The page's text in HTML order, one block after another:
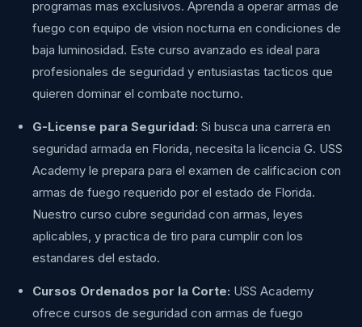
programas mas exclusivos. Aprenda a operar armas de
fuego con equipo de vision nocturna en condiciones de
baja luminosidad. Este curso avanzado es ideal para
profesionales de seguridad y entusiastas tacticos que
quieren dominar el combate nocturno.
G-License para Seguridad: Si busca una carrera en
seguridad armada en Florida, necesita la licencia G. USS
Academy le prepara para el examen de calificacion con
armas de fuego requerido por el estado de Florida.
Nuestro curso cubre seguridad con armas, leyes
aplicables, y practica de tiro para cumplir con los
estandares del estado.
Cursos Ordenados por la Corte: USS Academy
ofrece cursos de seguridad con armas de fuego